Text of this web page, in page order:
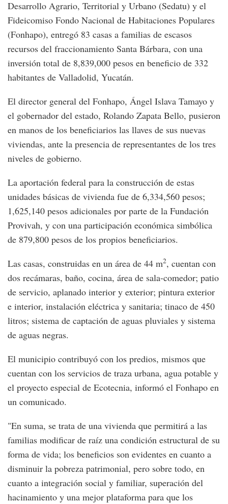
Desarrollo Agrario, Territorial y Urbano (Sedatu) y el
Fideicomiso Fondo Nacional de Habitaciones Populares
(Fonhapo), entregó 83 casas a familias de escasos
recursos del fraccionamiento Santa Bárbara, con una
inversión total de 8,839,000 pesos en beneficio de 332
habitantes de Valladolid, Yucatán.
El director general del Fonhapo, Ángel Islava Tamayo y
el gobernador del estado, Rolando Zapata Bello, pusieron
en manos de los beneficiarios las llaves de sus nuevas
viviendas, ante la presencia de representantes de los tres
niveles de gobierno.
La aportación federal para la construcción de estas
unidades básicas de vivienda fue de 6,334,560 pesos;
1,625,140 pesos adicionales por parte de la Fundación
Provivah, y con una participación económica simbólica
de 879,800 pesos de los propios beneficiarios.
Las casas, construidas en un área de 44 m2, cuentan con
dos recámaras, baño, cocina, área de sala-comedor; patio
de servicio, aplanado interior y exterior; pintura exterior
e interior, instalación eléctrica y sanitaria; tinaco de 450
litros; sistema de captación de aguas pluviales y sistema
de aguas negras.
El municipio contribuyó con los predios, mismos que
cuentan con los servicios de traza urbana, agua potable y
el proyecto especial de Ecotecnia, informó el Fonhapo en
un comunicado.
"En suma, se trata de una vivienda que permitirá a las
familias modificar de raíz una condición estructural de su
forma de vida; los beneficios son evidentes en cuanto a
disminuir la pobreza patrimonial, pero sobre todo, en
cuanto a integración social y familiar, superación del
hacinamiento y una mejor plataforma para que los